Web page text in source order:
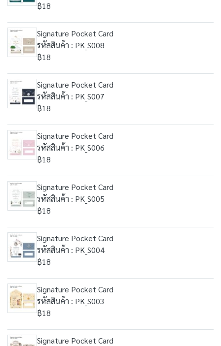
฿18
Signature Pocket Card
รหัสสินค้า : PK_S008
฿18
Signature Pocket Card
รหัสสินค้า : PK_S007
฿18
Signature Pocket Card
รหัสสินค้า : PK_S006
฿18
Signature Pocket Card
รหัสสินค้า : PK_S005
฿18
Signature Pocket Card
รหัสสินค้า : PK_S004
฿18
Signature Pocket Card
รหัสสินค้า : PK_S003
฿18
Signature Pocket Card